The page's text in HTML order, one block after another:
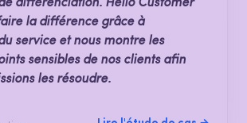
différenciation. Hello Customer
la différence grâce à
service et nous montre les
sensibles de nos clients afin
les résoudre.